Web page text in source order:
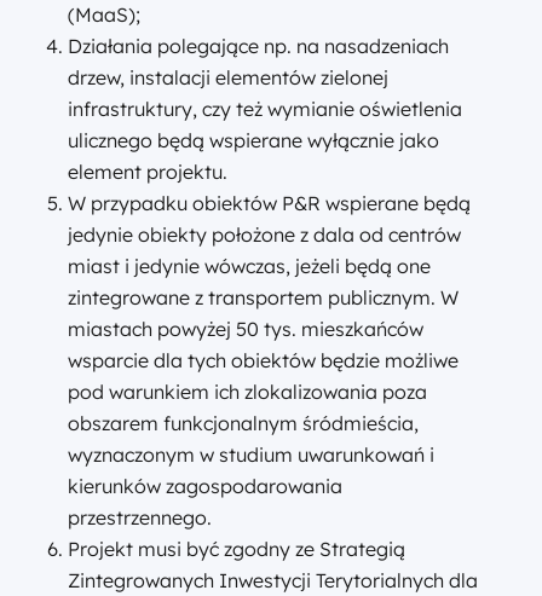
(MaaS);
Działania polegające np. na nasadzeniach
drzew, instalacji elementów zielonej
infrastruktury, czy też wymianie oświetlenia
ulicznego będą wspierane wyłącznie jako
element projektu.
W przypadku obiektów P&R wspierane będą
jedynie obiekty położone z dala od centrów
miast i jedynie wówczas, jeżeli będą one
zintegrowane z transportem publicznym. W
miastach powyżej 50 tys. mieszkańców
wsparcie dla tych obiektów będzie możliwe
pod warunkiem ich zlokalizowania poza
obszarem funkcjonalnym śródmieścia,
wyznaczonym w studium uwarunkowań i
kierunków zagospodarowania
przestrzennego.
Projekt musi być zgodny ze Strategią
Zintegrowanych Inwestycji Terytorialnych dla